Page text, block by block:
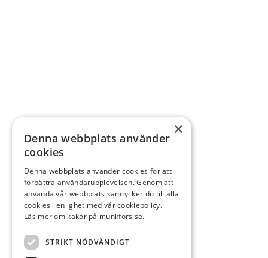
×
Denna webbplats använder
cookies
Denna webbplats använder cookies för att
förbättra användarupplevelsen. Genom att
använda vår webbplats samtycker du till alla
cookies i enlighet med vår cookiepolicy.
Läs mer om kakor på munkfors.se.
STRIKT NÖDVÄNDIGT